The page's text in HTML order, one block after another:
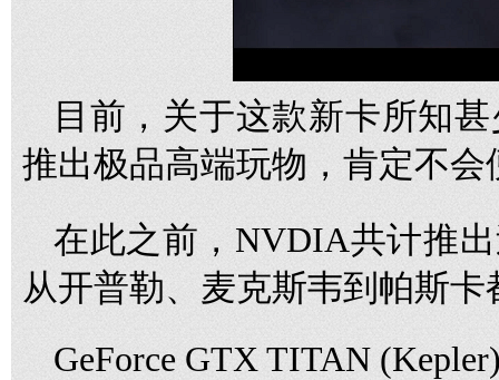
目前，关于这款新卡所知
推出极品高端玩物，肯定不会
在此之前，NVDIA共计推
从开普勒、麦克斯韦到帕斯
GeForce GTX TITAN